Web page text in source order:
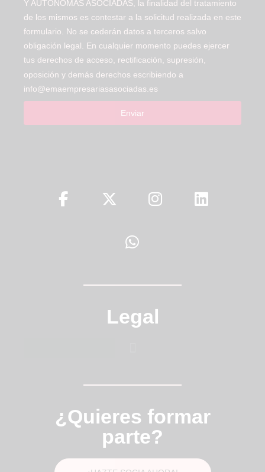
Y AUTÓNOMAS ASOCIADAS, la finalidad del tratamiento
de los mismos es contestar a la solicitud realizada en este
formulario. No se cederán datos a terceros salvo
obligación legal. En cualquier momento puedes ejercer
tus derechos de acceso, rectificación, supresión,
oposición y demás derechos escribiendo a
info@emaempresariasasociadas.es
Enviar
Legal
¿Quieres formar
parte?